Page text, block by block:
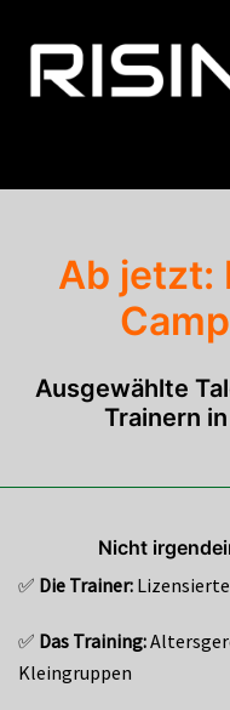
Inhalt
springen
Ab jetzt:
Ausgewählte
Trainern
Nicht
✅ Die Trainer:
✅ Das Training:
Kleingruppen